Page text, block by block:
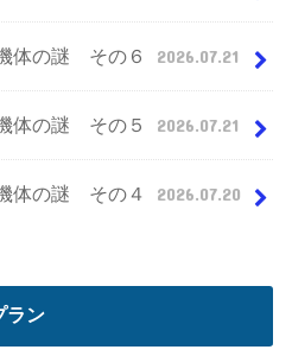
体の謎 その６ 2026.07.21
体の謎 その５ 2026.07.21
体の謎 その４ 2026.07.20
ラン